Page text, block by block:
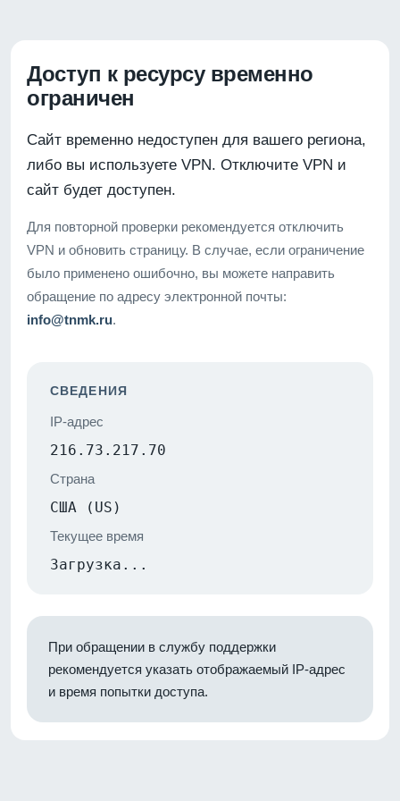
Доступ к ресурсу временно
ограничен
Сайт временно недоступен для вашего региона,
либо вы используете VPN. Отключите VPN и
сайт будет доступен.
Для повторной проверки рекомендуется отключить
VPN и обновить страницу. В случае, если ограничение
было применено ошибочно, вы можете направить
обращение по адресу электронной почты:
info@tnmk.ru.
СВЕДЕНИЯ
IP-адрес
216.73.217.70
Страна
США (US)
Текущее время
Загрузка...
При обращении в службу поддержки
рекомендуется указать отображаемый IP-адрес
и время попытки доступа.